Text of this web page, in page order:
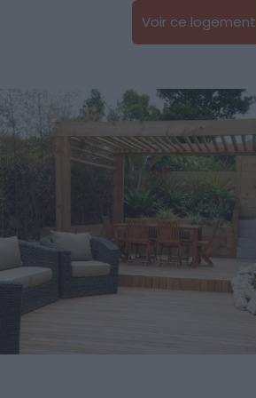
Voir ce logement